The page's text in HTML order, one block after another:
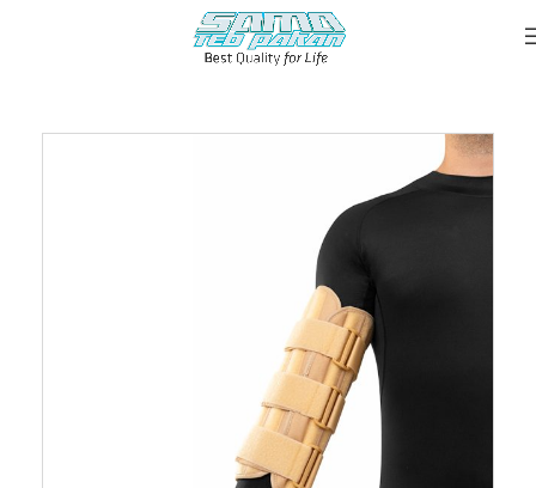
ثابت کننده آرنج